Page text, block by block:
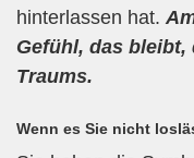
hinterlassen hat.
Gefühl, das bleibt,
Traums.
Wenn es Sie nicht